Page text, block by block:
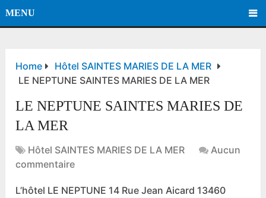
MENU
Home
Hôtel SAINTES MARIES DE LA MER
LE NEPTUNE SAINTES MARIES DE LA MER
LE NEPTUNE SAINTES MARIES DE
LA MER
Hôtel SAINTES MARIES DE LA MER
Aucun
commentaire
L’hôtel LE NEPTUNE 14 Rue Jean Aicard 13460